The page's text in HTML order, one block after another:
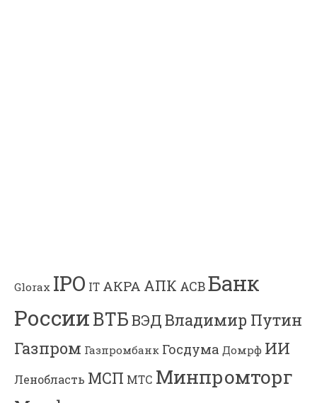
Glorax IPO IT АКРА АПК АСВБанк
РоссииВТБВЭДВладимир Путин
Газпром Газпромбанк Госдума Домрф ИИ
Ленобласть МСП МТС Минпромторг